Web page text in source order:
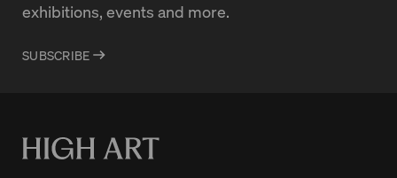
exhibitions, events and more.
SUBSCRIBE